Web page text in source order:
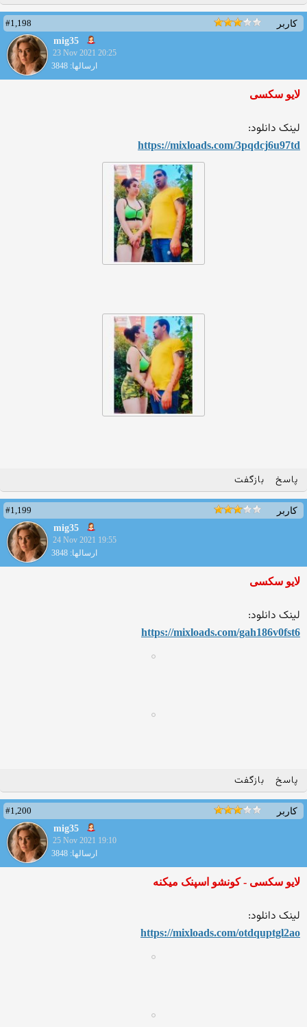
کاربر
#1,198
mig35
23 Nov 2021 20:25
ارسالها: 3848
لایو سکسی
لینک دانلود:
https://mixloads.com/3pqdcj6u97td
پاسخ بازگفت
کاربر
#1,199
mig35
24 Nov 2021 19:55
ارسالها: 3848
لایو سکسی
لینک دانلود:
https://mixloads.com/gah186v0fst6
پاسخ بازگفت
کاربر
#1,200
mig35
25 Nov 2021 19:10
ارسالها: 3848
لایو سکسی - کونشو اسپنک میکنه
لینک دانلود:
https://mixloads.com/otdquptgl2ao